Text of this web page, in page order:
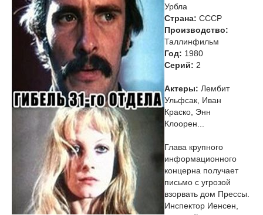
Урбла
Страна: СССР
Производство:
Таллинфильм
Год: 1980
Cерий: 2
Актеры: Лембит
Ульфсак, Иван
Краско, Энн
Клоорен...
Глава крупного
информационного
концерна получает
письмо с угрозой
взорвать дом Прессы.
Инспектор Иенсен,